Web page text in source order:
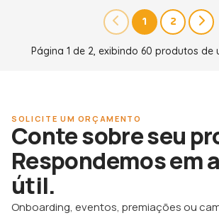
1 2
Página 1 de 2, exibindo 60 produtos de
SOLICITE UM ORÇAMENTO
Conte sobre seu
Respondemos em
útil.
Onboarding, eventos, premiações ou